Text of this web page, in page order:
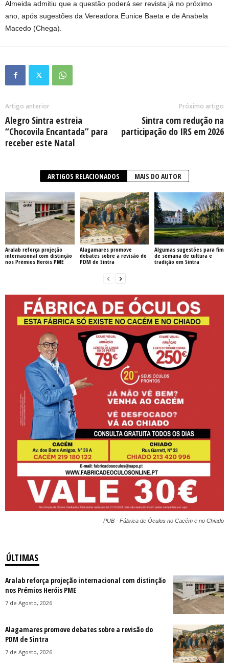
Almeida admitiu que a questão poderá ser revista já no próximo
ano, após sugestões da Vereadora Eunice Baeta e de Anabela
Macedo (Chega).
Artigo anterior
Alegro Sintra estreia
“Chocovila Encantada” para
receber este Natal
Próximo artigo
Sintra com redução na
participação do IRS em 2026
ARTIGOS RELACIONADOS MAIS DO AUTOR
Aralab reforça projeção
internacional com distinção
nos Prémios Heróis PME
Alagamares promove
debates sobre a revisão do
PDM de Sintra
Algumas sugestões para fim
de semana de cultura e
tradição em Sintra
PUB - Fábrica de Óculos no Cacém e no Chiado
ÚLTIMAS
Aralab reforça projeção internacional com distinção
nos Prémios Heróis PME
7 de Agosto, 2026
Alagamares promove debates sobre a revisão do
PDM de Sintra
7 de Agosto, 2026